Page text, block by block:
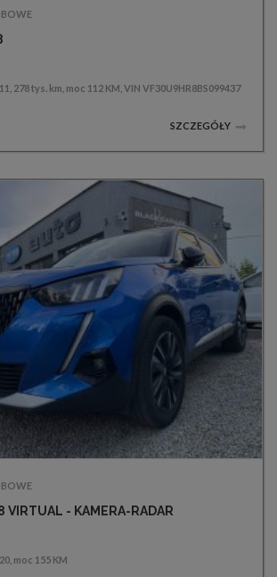
278 tys. km, moc 112 KM, VIN VF30U9HR8BS099437
SZCZEGÓŁY
VIRTUAL - KAMERA-RADAR
moc 155 KM